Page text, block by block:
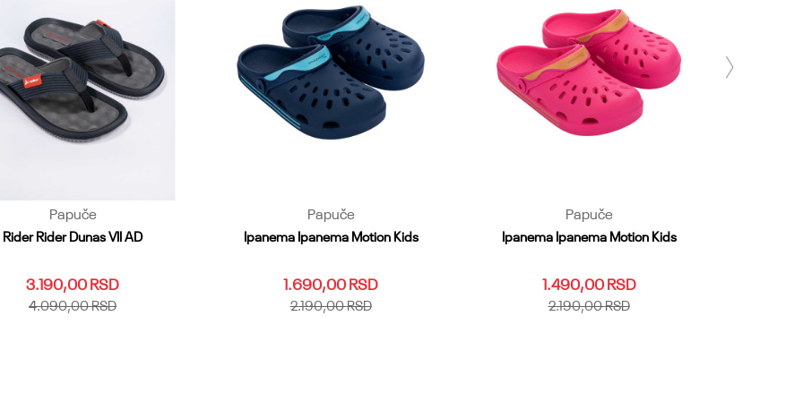
Papuče
Rider Rider Dunas VII AD
3.190,00RSD
4.090,00RSD
Papuče
Ipanema Ipanema Motion Kids
1.690,00RSD
2.190,00RSD
Papuče
Ipanema Ipanema Motion Kids
1.490,00RSD
2.190,00RSD